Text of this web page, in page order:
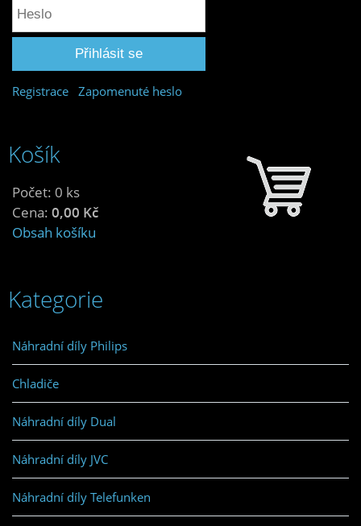
Registrace Zapomenuté heslo
Košík
Počet: 0 ks
Cena: 0,00 Kč
Obsah košíku
Kategorie
Náhradní díly Philips
Chladiče
Náhradní díly Dual
Náhradní díly JVC
Náhradní díly Telefunken